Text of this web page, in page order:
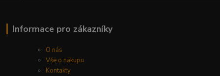
Informace pro zákazníky
O nás
Vše o nákupu
Kontakty